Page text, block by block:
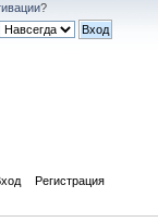
?
Регистрация